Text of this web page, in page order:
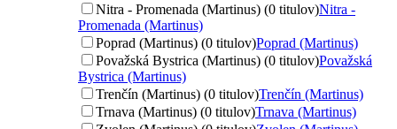
Nitra - Promenada (Martinus) (0 titulov)Nitra -
Promenada (Martinus)
Poprad (Martinus) (0 titulov)Poprad (Martinus)
Považská Bystrica (Martinus) (0 titulov)Považská
Bystrica (Martinus)
Trenčín (Martinus) (0 titulov)Trenčín (Martinus)
Trnava (Martinus) (0 titulov)Trnava (Martinus)